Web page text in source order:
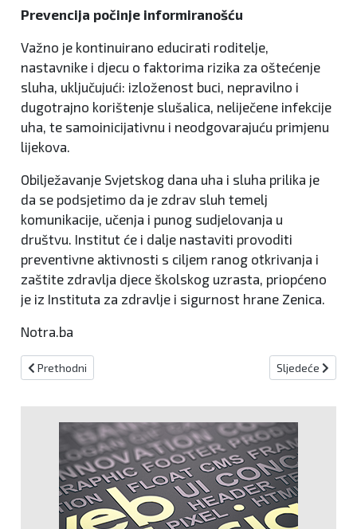
Prevencija počinje informiranošću
Važno je kontinuirano educirati roditelje,
nastavnike i djecu o faktorima rizika za oštećenje
sluha, uključujući: izloženost buci, nepravilno i
dugotrajno korištenje slušalica, neliječene infekcije
uha, te samoinicijativnu i neodgovarajuću primjenu
lijekova.
Obilježavanje Svjetskog dana uha i sluha prilika je
da se podsjetimo da je zdrav sluh temelj
komunikacije, učenja i punog sudjelovanja u
društvu. Institut će i dalje nastaviti provoditi
preventivne aktivnosti s ciljem ranog otkrivanja i
zaštite zdravlja djece školskog uzrasta, priopćeno
je iz Instituta za zdravlje i sigurnost hrane Zenica.
Notra.ba
Prethodni članak: Blagdan svetog Kazimira
Prethodni Sljedeći
Sljedeće